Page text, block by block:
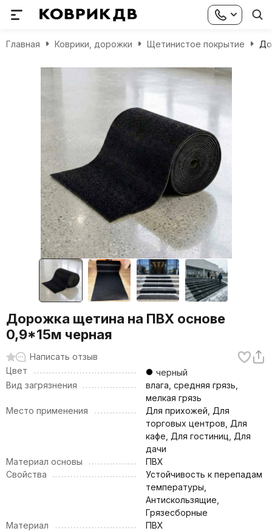
Главная Коврики, дорожки Щетинистое покрытие
Дорожка щетина на ПВХ основе
0,9*15м черная
Написать отзыв
Цвет
черный
Вид загрязнения
влага, средняя грязь,
мелкая грязь
Место применения
Для прихожей, Для
торговых центров, Для
кафе, Для гостиниц, Для
дачи
Материал основы
ПВХ
Свойства
Устойчивость к перепадам
температуры,
Антискользящие,
Грязесборные
Материал
ПВХ